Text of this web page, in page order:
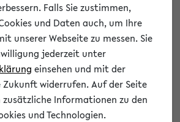
Falls Sie zustimmen,
und Daten auch, um Ihre
unserer Webseite zu messen. Sie
jederzeit unter
einsehen und mit der
widerrufen. Auf der Seite
zusätzliche Informationen zu den
und Technologien.